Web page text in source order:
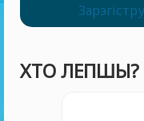
ХТО ЛЕПШЫ?